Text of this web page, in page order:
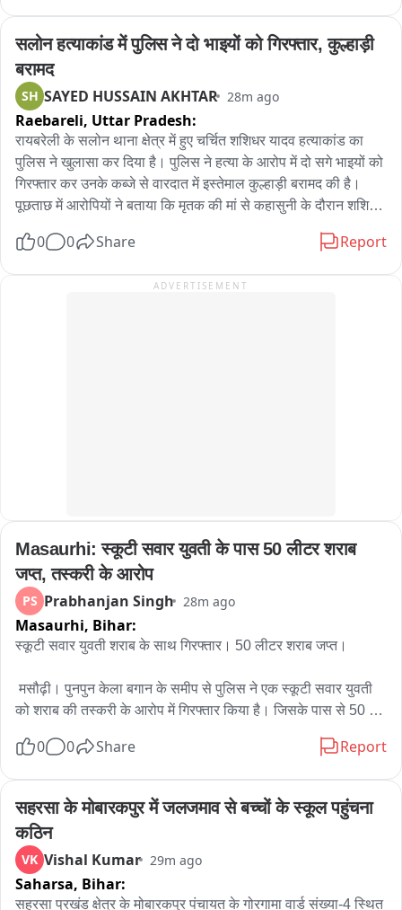
सलोन हत्याकांड में पुलिस ने दो भाइयों को गिरफ्तार, कुल्हाड़ी
बरामद
SH SAYED HUSSAIN AKHTAR 28m ago
Raebareli, Uttar Pradesh:
रायबरेली के सलोन थाना क्षेत्र में हुए चर्चित शशिधर यादव हत्याकांड का
पुलिस ने खुलासा कर दिया है। पुलिस ने हत्या के आरोप में दो सगे भाइयों को
गिरफ्तार कर उनके कब्जे से वारदात में इस्तेमाल कुल्हाड़ी बरामद की है।
पूछताछ में आरोपियों ने बताया कि मृतक की मां से कहासुनी के दौरान शशिधर
उसकी हत्या कर दी। इलेक्ट्रॉनिक सर्विलांस और साक्ष्यों के आधार पर
बीएनएस की संबंधित धाराओं में आगे की विधिक कार्रवाई जारी है।
0 0 Share Report
ADVERTISEMENT
Masaurhi: स्कूटी सवार युवती के पास 50 लीटर शराब
जप्त, तस्करी के आरोप
PS Prabhanjan Singh 28m ago
Masaurhi, Bihar:
स्कूटी सवार युवती शराब के साथ गिरफ्तार। 50 लीटर शराब जप्त।
मसौढ़ी। पुनपुन केला बगान के समीप से पुलिस ने एक स्कूटी सवार युवती
को शराब की तस्करी के आरोप में गिरफ्तार किया है। जिसके पास से 50
एक युवती अक्सर पुनपुन से शराब लेकर पटना जाती है। पुलिस ने सूचना पर
को रोका गया। स्कूटी की तलाशी ली गई तो बोरे में रखा शराब बरामद हुआ।
पुनपुन थाना के एसएचओ बेबी कुमारी ने बताया कि गिरफ्तार आरोपी प्रियंका
कुमारी मूल रूप से नालंदा के बिहारशरीफ की रहने वाली है। जो पटना में
किराए के मकान में रहती है। प्रियंका मनोरा स्थित एक व्यक्ति से शराब
खरीदकर पटना बिक्री के लिए लेकर जाती थी। उक्त आरोपी की पहचान
की गई है। पुलिस तलाश में जुटी है।
0 0 Share Report
सहरसा के मोबारकपुर में जलजमाव से बच्चों के स्कूल पहुंचना
कठिन
VK Vishal Kumar 29m ago
Saharsa, Bihar:
सहरसा प्रखंड क्षेत्र के मोबारकपुर पंचायत के गोरगामा वार्ड संख्या-4 स्थित